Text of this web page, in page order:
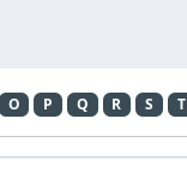
O P Q R S T